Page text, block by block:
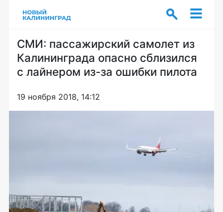
СМИ: пассажирский самолет из
Калининграда опасно сблизился
с лайнером из-за ошибки пилота
19 ноября 2018, 14:12